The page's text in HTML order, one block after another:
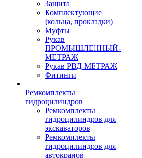
Защита
Комплектующие
(кольца, прокладки)
Муфты
Рукав
ПРОМЫШЛЕННЫЙ-
МЕТРАЖ
Рукав РВД-МЕТРАЖ
Фитинги
Ремкомплекты
гидроцилиндров
Ремкомплекты
гидроцилиндров для
экскаваторов
Ремкомплекты
гидроцилиндров для
автокранов